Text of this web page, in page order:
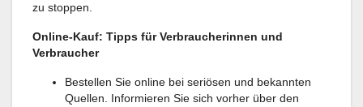
zu stoppen.
Online-Kauf: Tipps für Verbraucherinnen und
Verbraucher
Bestellen Sie online bei seriösen und bekannten
Quellen. Informieren Sie sich vorher über den